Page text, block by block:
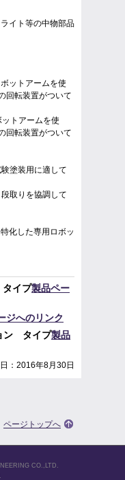
イト等の中物部品
ットアームを使
回転装置がついて
トアームを使
回転装置がついて
塗装用に適して
取りを協調して
化した専用ロボッ
イプ製品ペー
ジへのリンク
ン タイプ製品
：2016年8月30日
ページトップへ
CO.,LTD.